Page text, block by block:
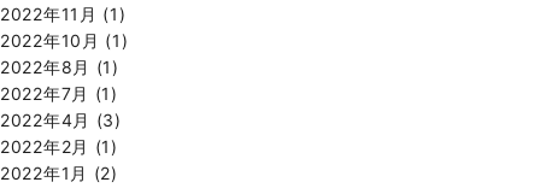
2022年11月 (1)
2022年10月 (1)
2022年8月 (1)
2022年7月 (1)
2022年4月 (3)
2022年2月 (1)
2022年1月 (2)